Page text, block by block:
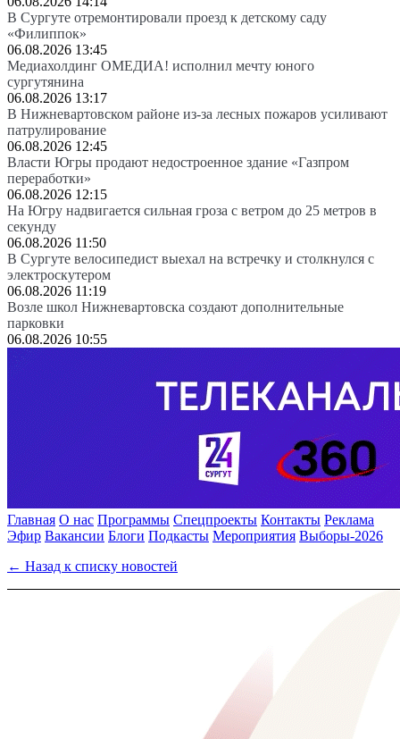
В Сургуте отремонтировали проезд к детскому саду
«Филиппок»
06.08.2026 13:45
Медиахолдинг ОМЕДИА! исполнил мечту юного
сургутянина
06.08.2026 13:17
В Нижневартовском районе из-за лесных пожаров усиливают
патрулирование
06.08.2026 12:45
Власти Югры продают недостроенное здание «Газпром
переработки»
06.08.2026 12:15
На Югру надвигается сильная гроза с ветром до 25 метров в
секунду
06.08.2026 11:50
В Сургуте велосипедист выехал на встречку и столкнулся с
электроскутером
06.08.2026 11:19
Возле школ Нижневартовска создают дополнительные
парковки
06.08.2026 10:55
Главная О нас Программы Спецпроекты Контакты Реклама
Эфир Вакансии Блоги Подкасты Мероприятия Выборы-2026
← Назад к списку новостей